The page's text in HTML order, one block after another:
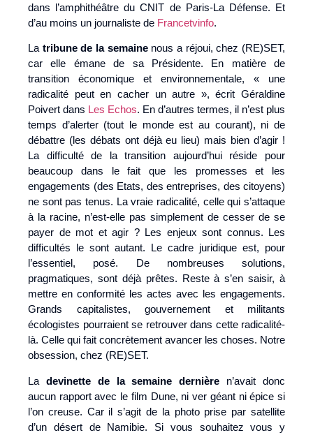
dans l’amphithéâtre du CNIT de Paris-La Défense. Et
d’au moins un journaliste de Francetvinfo.
La tribune de la semainenous a réjoui, chez (RE)SET,
car elle émane de sa Présidente. En matière de
transition économique et environnementale, « une
radicalité peut en cacher un autre », écrit Géraldine
Poivert dans Les Echos. En d’autres termes, il n’est plus
temps d’alerter (tout le monde est au courant), ni de
débattre (les débats ont déjà eu lieu) mais bien d’agir !
La difficulté de la transition aujourd’hui réside pour
beaucoup dans le fait que les promesses et les
engagements (des Etats, des entreprises, des citoyens)
ne sont pas tenus. La vraie radicalité, celle qui s’attaque
à la racine, n’est-elle pas simplement de cesser de se
payer de mot et agir ? Les enjeux sont connus. Les
difficultés le sont autant. Le cadre juridique est, pour
l’essentiel, posé. De nombreuses solutions,
pragmatiques, sont déjà prêtes. Reste à s’en saisir, à
mettre en conformité les actes avec les engagements.
Grands capitalistes, gouvernement et militants
écologistes pourraient se retrouver dans cette radicalité-
là. Celle qui fait concrètement avancer les choses. Notre
obsession, chez (RE)SET.
La devinette de la semaine dernière n’avait donc
aucun rapport avec le film Dune, ni ver géant ni épice si
l’on creuse. Car il s’agit de la photo prise par satellite
d’un désert de Namibie. Si vous souhaitez vous y